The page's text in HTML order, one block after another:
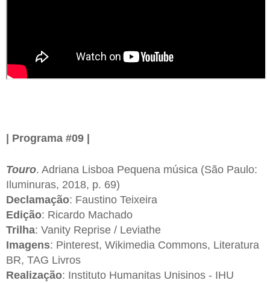
| Programa #09 |
Touro. Adriana Lisboa Pequena música (São Paulo:
Iluminuras, 2018, p. 69)
Declamação: Faustino Teixeira
Edição: Ricardo Machado
Trilha: Vanity Reprise / Leviathe
Imagens: Pinterest, Wikimedia Commons, Literatura
BR, TAG Livros
Realização: Instituto Humanitas Unisinos - IHU